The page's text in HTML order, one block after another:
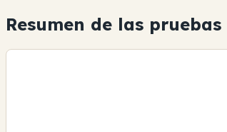
Resumen de las pruebas